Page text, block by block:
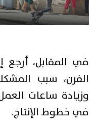
في المقابل، أرجع
الفرن، سبب
وزيادة ساعات
في خطوط الإنتاج.